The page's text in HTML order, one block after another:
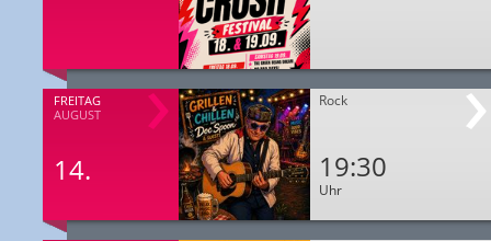
FREITAG
AUGUST
14.
Rock
19:30
Uhr